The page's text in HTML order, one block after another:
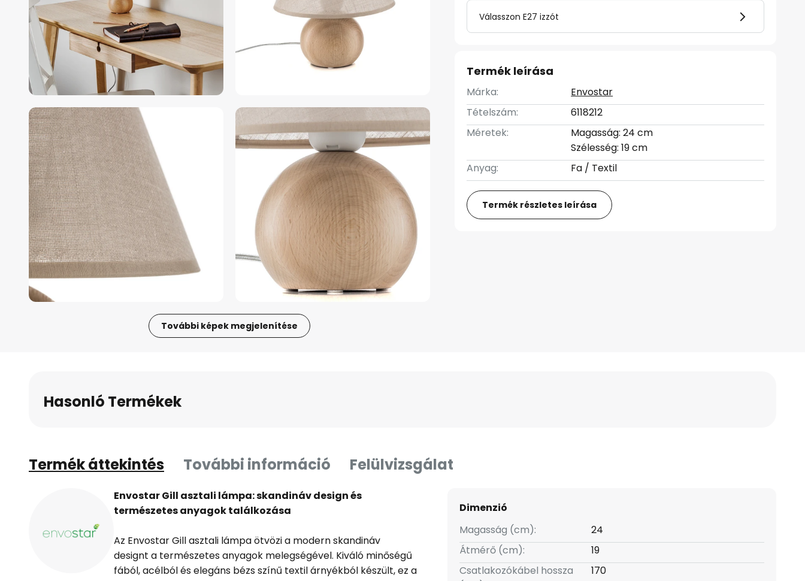
További képek megjelenítése
Válasszon E27 izzót
Termék leírása
Márka:
Envostar
Tételszám:
6118212
Méretek:
Magasság: 24 cm
Szélesség: 19 cm
Anyag:
Fa / Textil
Termék részletes leírása
Hasonló Termékek
Termék áttekintés További információ Felülvizsgálat
Envostar Gill asztali lámpa: skandináv design és
természetes anyagok találkozása
Az Envostar Gill asztali lámpa ötvözi a modern skandináv
designt a természetes anyagok melegségével. Kiváló minőségű
fából, acélból és elegáns bézs színű textil árnyékból készült, ez a
Dimenzió
Magasság (cm):
24
Átmérő (cm):
19
Csatlakozókábel hossza
170